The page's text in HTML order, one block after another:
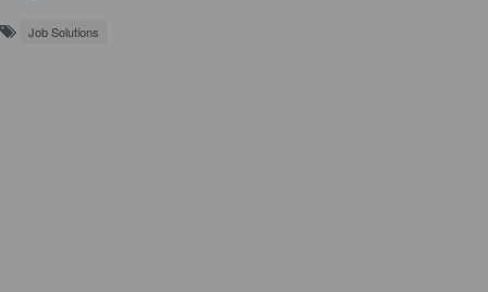
Job Solutions